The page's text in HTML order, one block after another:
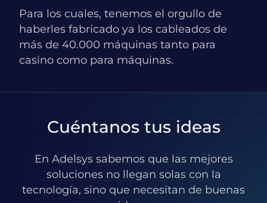
Para los cuales, tenemos el orgullo de
haberles fabricado ya los cableados de
más de 40.000 máquinas tanto para
casino como para máquinas.
Cuéntanos tus ideas
En Adelsys sabemos que las mejores
soluciones no llegan solas con la
tecnología, sino que necesitan de buenas